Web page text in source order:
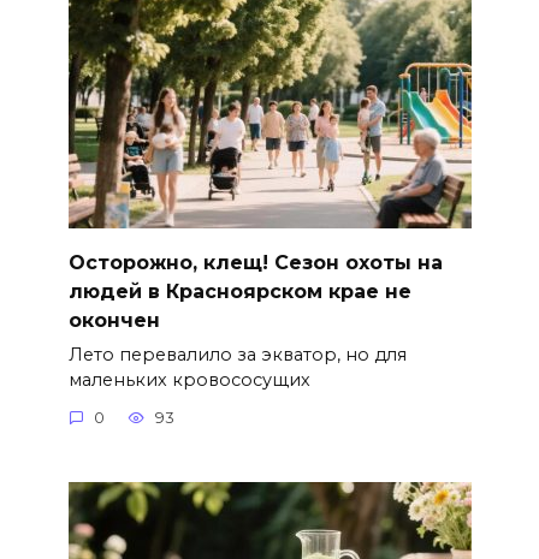
Осторожно, клещ! Сезон охоты на
людей в Красноярском крае не
окончен
Лето перевалило за экватор, но для
маленьких кровососущих
0 93